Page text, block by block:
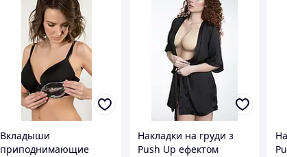
Вкладыши
приподнимающие
Накладки на груди з
Push Up ефектом